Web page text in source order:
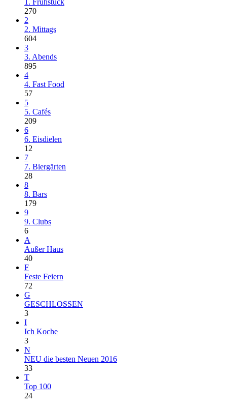
1. Frühstück
270
2
2. Mittags
604
3
3. Abends
895
4
4. Fast Food
57
5
5. Cafés
209
6
6. Eisdielen
12
7
7. Biergärten
28
8
8. Bars
179
9
9. Clubs
6
A
Außer Haus
40
F
Feste Feiern
72
G
GESCHLOSSEN
3
I
Ich Koche
3
N
NEU die besten Neuen 2016
33
T
Top 100
24